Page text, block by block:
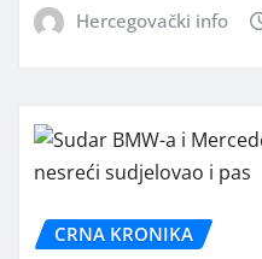
Hercegovački info
CRNA KRONIKA